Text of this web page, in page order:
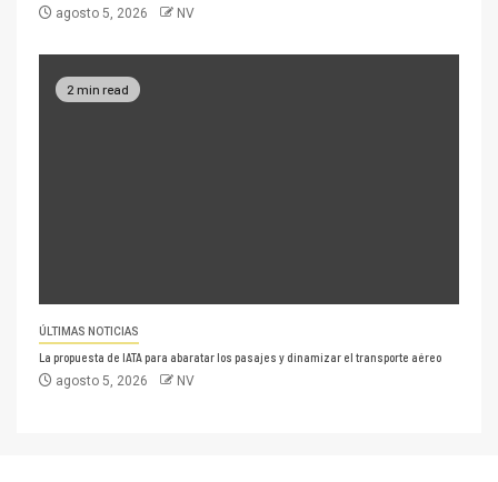
agosto 5, 2026 NV
2 min read
ÚLTIMAS NOTICIAS
La propuesta de IATA para abaratar los pasajes y dinamizar el transporte aéreo
agosto 5, 2026 NV